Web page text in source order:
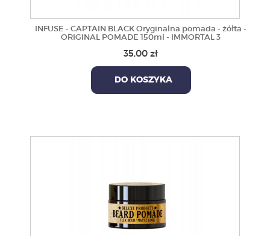
INFUSE - CAPTAIN BLACK Oryginalna pomada - żółta -
ORIGINAL POMADE 150ml - IMMORTAL 3
35,00 zł
DO KOSZYKA